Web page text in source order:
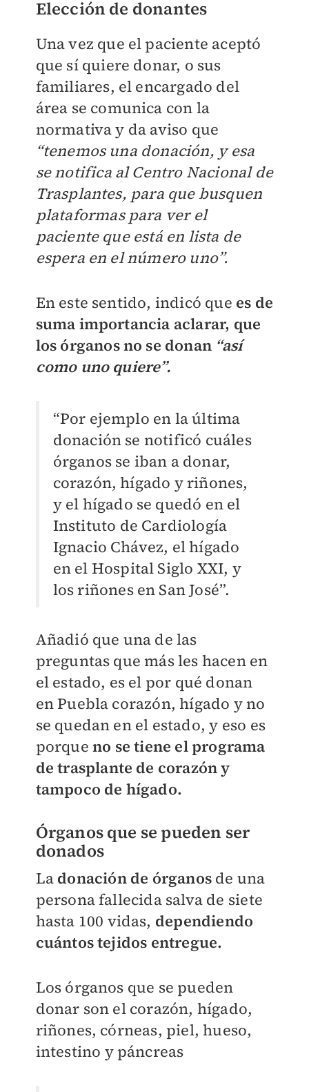
Elección de donantes
Una vez que el paciente aceptó
que sí quiere donar, o sus
familiares, el encargado del
área se comunica con la
normativa y da aviso que
“tenemos una donación, y esa
se notifica al Centro Nacional de
Trasplantes, para que busquen
plataformas para ver el
paciente que está en lista de
espera en el número uno”.
En este sentido, indicó que es de
suma importancia aclarar, que
los órganos no se donan “así
como uno quiere”.
“Por ejemplo en la última
donación se notificó cuáles
órganos se iban a donar,
corazón, hígado y riñones,
y el hígado se quedó en el
Instituto de Cardiología
Ignacio Chávez, el hígado
en el Hospital Siglo XXI, y
los riñones en San José”.
Añadió que una de las
preguntas que más les hacen en
el estado, es el por qué donan
en Puebla corazón, hígado y no
se quedan en el estado, y eso es
porque no se tiene el programa
de trasplante de corazón y
tampoco de hígado.
Órganos que se pueden ser
donados
La donación de órganosde una
persona fallecida salva de siete
hasta 100 vidas, dependiendo
cuántos tejidos entregue.
Los órganos que se pueden
donar son el corazón, hígado,
riñones, córneas, piel, hueso,
intestino y páncreas